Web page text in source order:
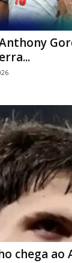
chega ao